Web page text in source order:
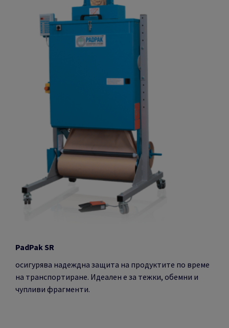
PadPak SR
осигурява надеждна защита на продуктите по време
на транспортиране. Идеален е за тежки, обемни и
чупливи фрагменти.